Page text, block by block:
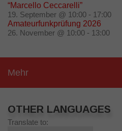
“Marcello Ceccarelli”
19. September @ 10:00 - 17:00
Amateurfunkprüfung 2026
26. November @ 10:00 - 13:00
Mehr
OTHER LANGUAGES
Translate to: